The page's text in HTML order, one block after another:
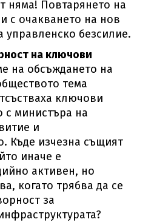
няма! Повтарянето на
с очакването на нов
управленско безсилие.
на ключови
на обсъждането на
тема
ключови
с министъра на
и
Къде изчезна същият
иначе е
активен, но
когато трябва да се
за